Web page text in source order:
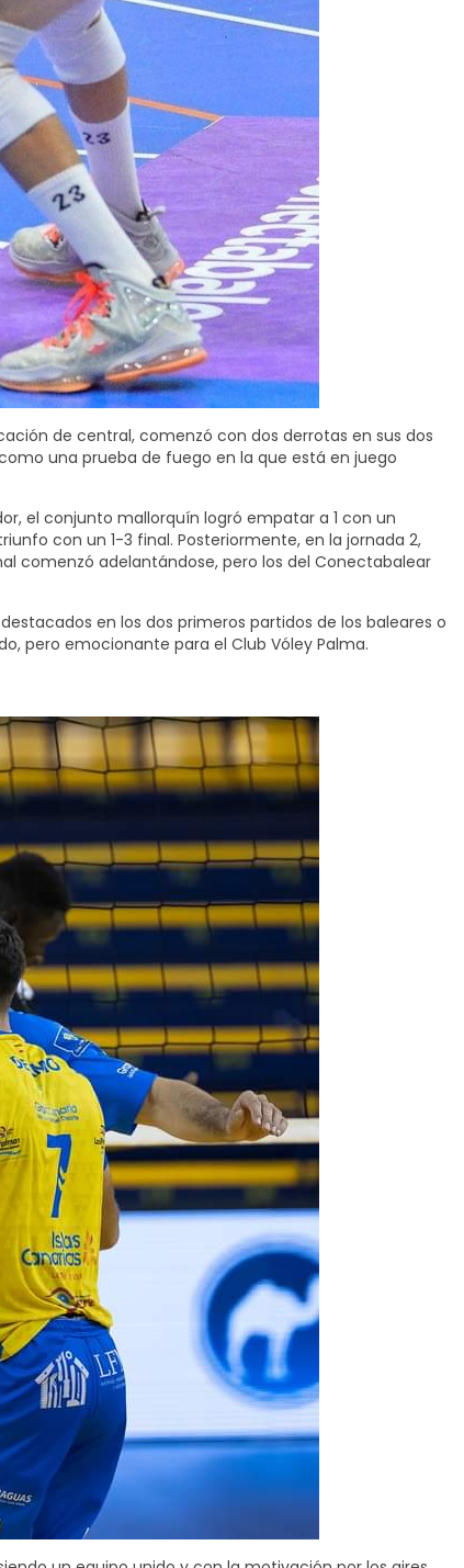
de central, comenzó con dos derrotas en sus dos
una prueba de fuego en la que está en juego
el conjunto mallorquín logró empatar a 1 con un
con un 1-3 final. Posteriormente, en la jornada 2,
comenzó adelantándose, pero los del Conectabalear
en los dos primeros partidos de los baleares o
pero emocionante para el Club Vóley Palma.